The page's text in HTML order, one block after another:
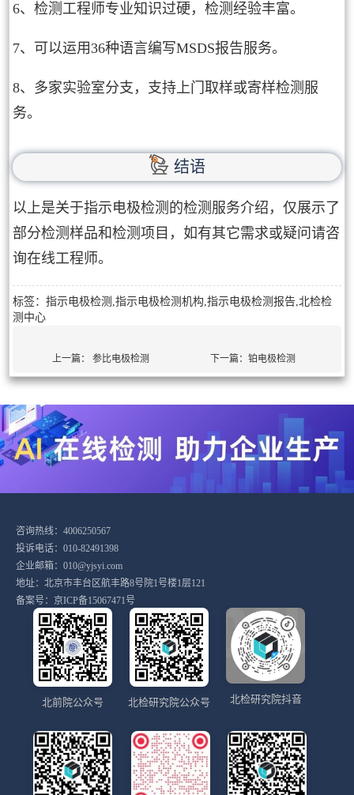
6、检测工程师专业知识过硬，检测经验丰富。
7、可以运用36种语言编写MSDS报告服务。
8、多家实验室分支，支持上门取样或寄样检测服
务。
结语
以上是关于指示电极检测的检测服务介绍，仅展示了
部分检测样品和检测项目，如有其它需求或疑问请咨
询在线工程师。
标签：指示电极检测,指示电极检测机构,指示电极检测报告,北检检
测中心
上一篇：参比电极检测 下一篇：铂电极检测
咨询热线：4006250567
投诉电话：010-82491398
企业邮箱：010@yjsyi.com
地址：北京市丰台区航丰路8号院1号楼1层121
备案号： 京ICP备15067471号
北前院公众号 北检研究院公众号 北检研究院抖音